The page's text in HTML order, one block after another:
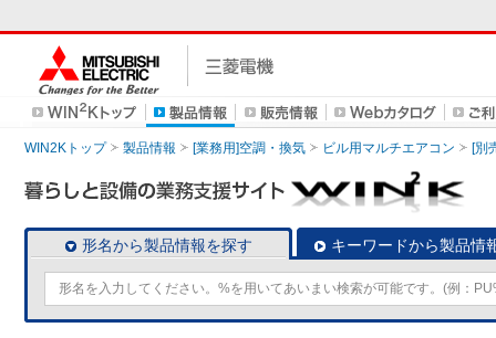
WIN2Kトップ 製品情報 [業務用]空調・換気 ビル用マルチエアコン [別
形名から製品情報を探す キーワードから製品情